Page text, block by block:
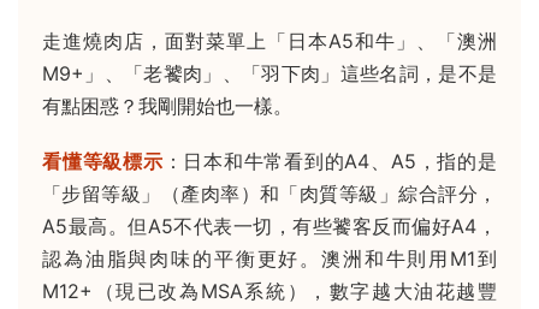
走進燒肉店，面對菜單上「日本A5和牛」、「澳洲
M9+」、「老饕肉」、「羽下肉」這些名詞，是不是
有點困惑？我剛開始也一樣。
看懂等級標示 ：日本和牛常看到的A4、A5，指的是
「步留等級」（產肉率）和「肉質等級」綜合評分，
A5最高。但A5不代表一切，有些饕客反而偏好A4，
認為油脂與肉味的平衡更好。澳洲和牛則用M1到
M12+（現已改為MSA系統），數字越大油花越豐